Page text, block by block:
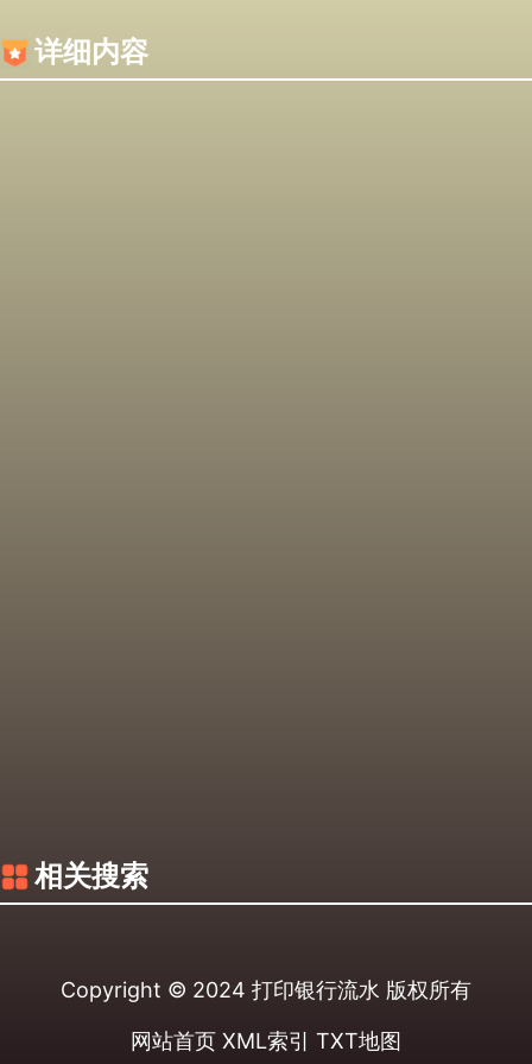
详细内容
相关搜索
Copyright © 2024 打印银行流水 版权所有
网站首页 XML索引 TXT地图